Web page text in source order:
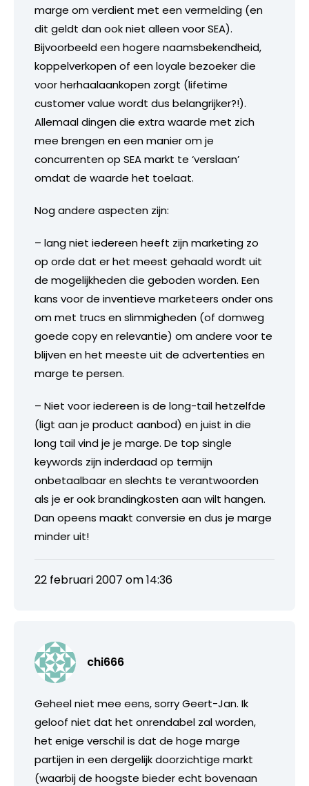
marge om verdient met een vermelding (en
dit geldt dan ook niet alleen voor SEA).
Bijvoorbeeld een hogere naamsbekendheid,
koppelverkopen of een loyale bezoeker die
voor herhaalaankopen zorgt (lifetime
customer value wordt dus belangrijker?!).
Allemaal dingen die extra waarde met zich
mee brengen en een manier om je
concurrenten op SEA markt te ‘verslaan’
omdat de waarde het toelaat.
Nog andere aspecten zijn:
– lang niet iedereen heeft zijn marketing zo
op orde dat er het meest gehaald wordt uit
de mogelijkheden die geboden worden. Een
kans voor de inventieve marketeers onder ons
om met trucs en slimmigheden (of domweg
goede copy en relevantie) om andere voor te
blijven en het meeste uit de advertenties en
marge te persen.
– Niet voor iedereen is de long-tail hetzelfde
(ligt aan je product aanbod) en juist in die
long tail vind je je marge. De top single
keywords zijn inderdaad op termijn
onbetaalbaar en slechts te verantwoorden
als je er ook brandingkosten aan wilt hangen.
Dan opeens maakt conversie en dus je marge
minder uit!
22 februari 2007 om 14:36
chi666
Geheel niet mee eens, sorry Geert-Jan. Ik
geloof niet dat het onrendabel zal worden,
het enige verschil is dat de hoge marge
partijen in een dergelijk doorzichtige markt
(waarbij de hoogste bieder echt bovenaan